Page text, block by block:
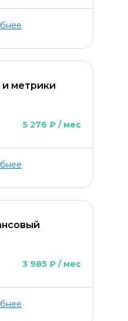
метрики
5 276 ₽ / мес
3 985 ₽ / мес